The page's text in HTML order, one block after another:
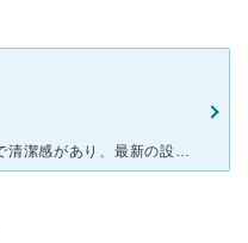
出来たばかりで、院内もとても綺麗で清潔感があり、最新の設備が整えられていました。 先生も、優しく丁寧で、安心して治療をお願いできます。 スタッフの方もとても優しかったです。 子供を連れての治療で